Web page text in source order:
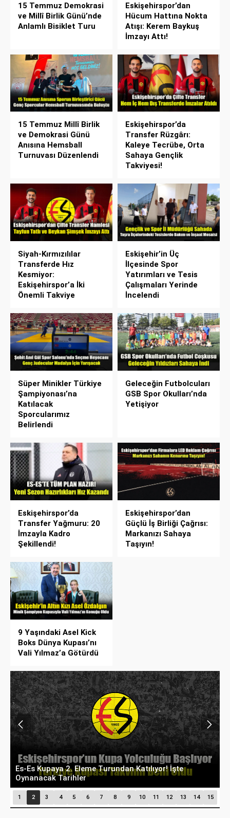
15 Temmuz Demokrasi
ve Millî Birlik Günü’nde
Anlamlı Bisiklet Turu
Eskişehirspor’dan
Hücum Hattına Nokta
Atışı: Kerem Baykuş
İmzayı Attı!
15 Temmuz Millî Birlik
ve Demokrasi Günü
Anısına Hemsball
Turnuvası Düzenlendi
Eskişehirspor’da
Transfer Rüzgârı:
Kaleye Tecrübe, Orta
Sahaya Gençlik
Takviyesi!
Siyah-Kırmızılılar
Transferde Hız
Kesmiyor:
Eskişehirspor’a İki
Önemli Takviye
Eskişehir’in Üç
İlçesinde Spor
Yatırımları ve Tesis
Çalışmaları Yerinde
İncelendi
Süper Minikler Türkiye
Şampiyonası’na
Katılacak
Sporcularımız
Belirlendi
Geleceğin Futbolcuları
GSB Spor Okulları’nda
Yetişiyor
Eskişehirspor’da
Transfer Yağmuru: 20
İmzayla Kadro
Şekillendi!
Eskişehirspor’dan
Güçlü İş Birliği Çağrısı:
Markanızı Sahaya
Taşıyın!
9 Yaşındaki Asel Kick
Boks Dünya Kupası’nı
Vali Yılmaz’a Götürdü
Eskişehir’de Hedef Tam İsabet: Atıcılık Branşı
Olimpik Sporcular Yetiştiriyor
1 2 3 4 5 6 7 8 9 10 11 12 13 14 15